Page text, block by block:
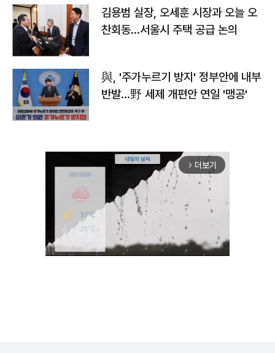
김용범 실장, 오세훈 시장과 오늘 오
찬회동...서울시 주택 공급 논의
與, '주가누르기 방지' 정부안에 내부
반발…野 세제 개편안 연일 '맹공'
arrow_forward_ios 더보기